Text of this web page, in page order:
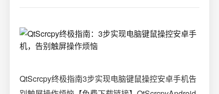
QtScrcpy终极指南3步实现电脑键鼠操控安卓手机告